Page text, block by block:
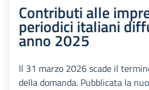
Contributi alle
periodici italiani
anno 2025
Il 31 marzo 2026 scade il
della domanda. Pubblicata la